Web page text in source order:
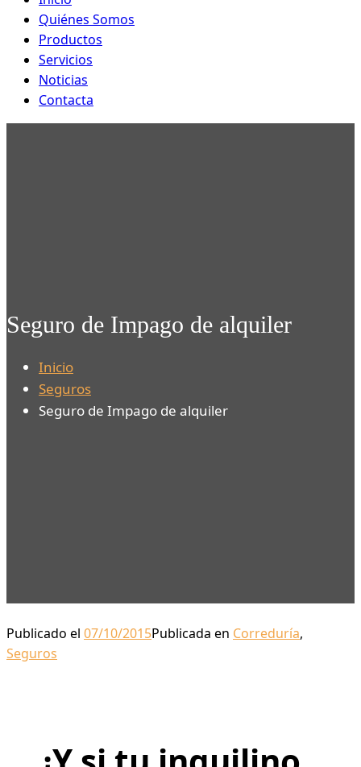
Quiénes Somos
Productos
Servicios
Noticias
Contacta
Seguro de Impago de alquiler
Inicio
Seguros
Seguro de Impago de alquiler
Publicado el 07/10/2015Publicada en Correduría,
Seguros